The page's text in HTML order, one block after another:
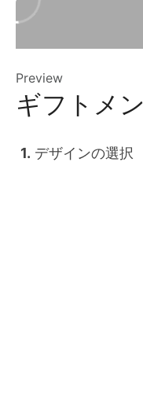
Preview
ギフトメ
デザインの選択